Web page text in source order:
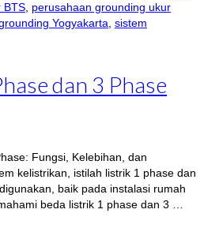
BTS, perusahaan grounding ukur
Yogyakarta, sistem
dan 3 Phase
Fungsi, Kelebihan, dan
kelistrikan, istilah listrik 1 phase dan
baik pada instalasi rumah
beda listrik 1 phase dan 3 …